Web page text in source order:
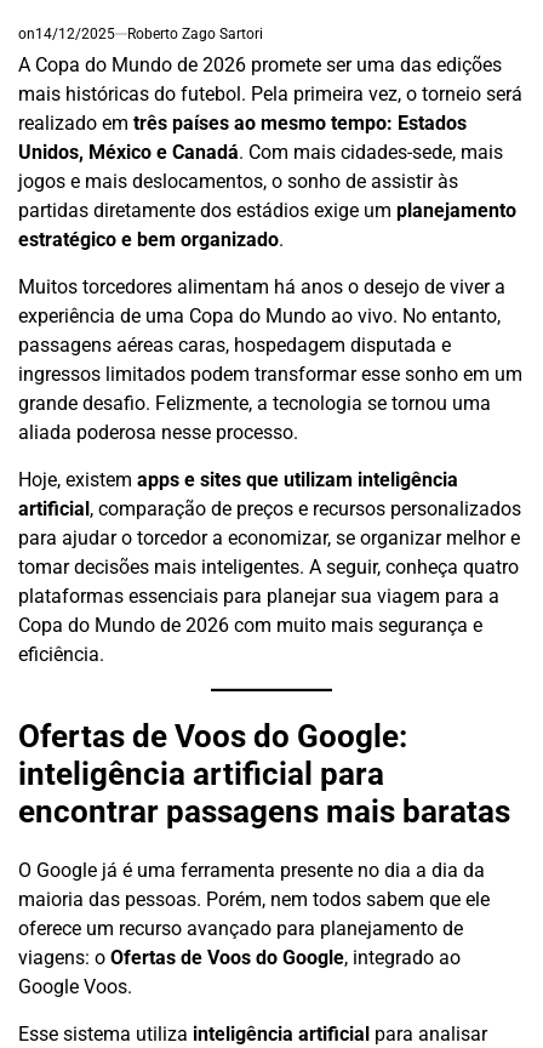
on14/12/2025 Roberto Zago Sartori
A Copa do Mundo de 2026 promete ser uma das edições
mais históricas do futebol. Pela primeira vez, o torneio será
realizado em três países ao mesmo tempo: Estados
Unidos, México e Canadá. Com mais cidades-sede, mais
jogos e mais deslocamentos, o sonho de assistir às
partidas diretamente dos estádios exige um planejamento
estratégico e bem organizado.
Muitos torcedores alimentam há anos o desejo de viver a
experiência de uma Copa do Mundo ao vivo. No entanto,
passagens aéreas caras, hospedagem disputada e
ingressos limitados podem transformar esse sonho em um
grande desafio. Felizmente, a tecnologia se tornou uma
aliada poderosa nesse processo.
Hoje, existem apps e sites que utilizam inteligência
artificial, comparação de preços e recursos personalizados
para ajudar o torcedor a economizar, se organizar melhor e
tomar decisões mais inteligentes. A seguir, conheça quatro
plataformas essenciais para planejar sua viagem para a
Copa do Mundo de 2026 com muito mais segurança e
eficiência.
Ofertas de Voos do Google:
inteligência artificial para
encontrar passagens mais baratas
O Google já é uma ferramenta presente no dia a dia da
maioria das pessoas. Porém, nem todos sabem que ele
oferece um recurso avançado para planejamento de
viagens: o Ofertas de Voos do Google, integrado ao
Google Voos.
Esse sistema utiliza inteligência artificial para analisar